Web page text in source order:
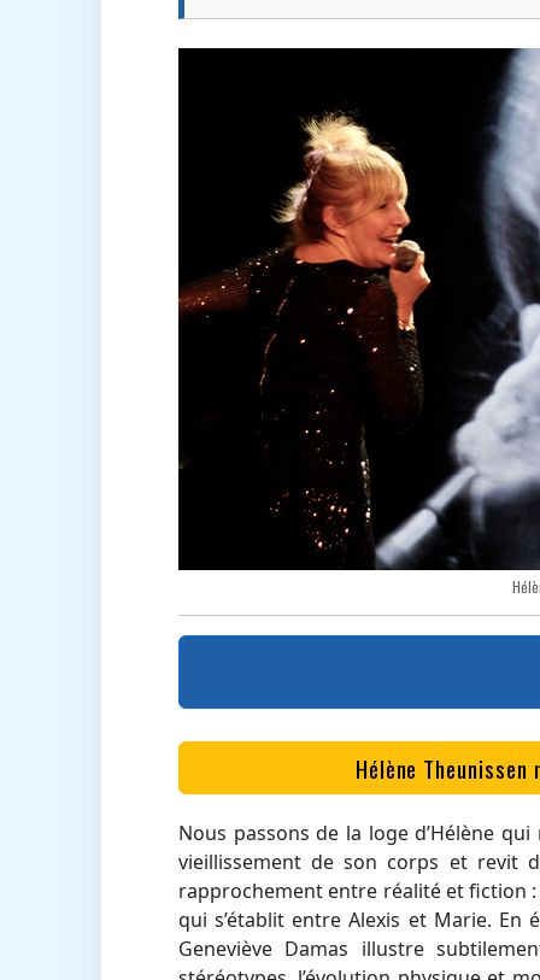
Hélène
Nous passons de la loge d’Hélène
vieillissement de son corps et revit
rapprochement entre réalité et fiction
qui s’établit entre Alexis et Marie. En
Geneviève Damas illustre